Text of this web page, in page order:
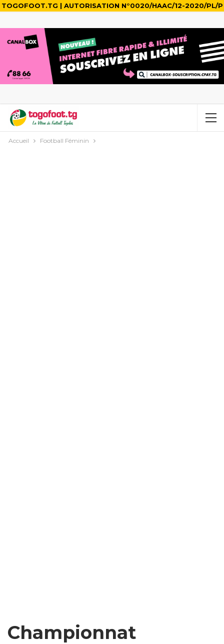
TOGOFOOT.TG | AUTORISATION N°0020/HAAC/12-2020/PL/P
Accueil Football Féminin
Championnat